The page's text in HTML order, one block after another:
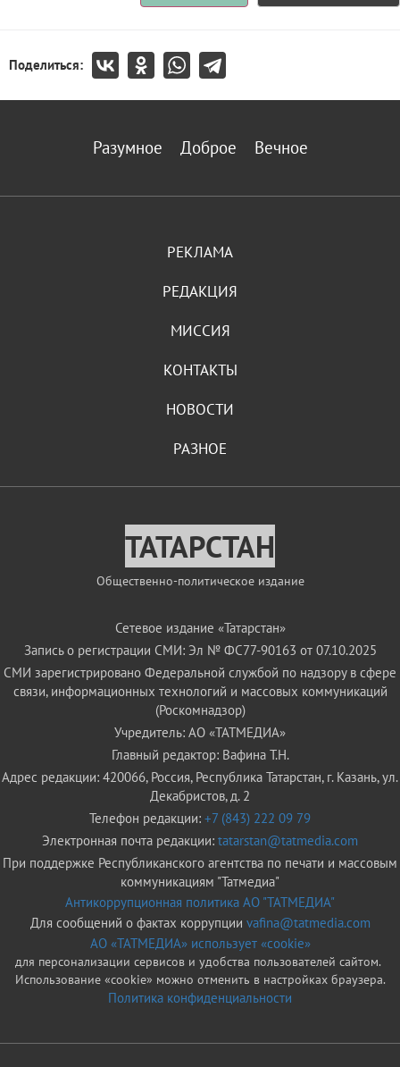
Поделиться:
Разумное Доброе Вечное
РЕКЛАМА
РЕДАКЦИЯ
МИССИЯ
КОНТАКТЫ
НОВОСТИ
РАЗНОЕ
ТАТАРСТАН
Общественно-политическое издание
Сетевое издание «Татарстан»
Запись о регистрации СМИ: Эл № ФС77-90163 от 07.10.2025
СМИ зарегистрировано Федеральной службой по надзору в сфере
связи, информационных технологий и массовых коммуникаций
(Роскомнадзор)
Учредитель: АО «ТАТМЕДИА»
Главный редактор: Вафина Т.Н.
Адрес редакции: 420066, Россия, Республика Татарстан, г. Казань, ул.
Декабристов, д. 2
Телефон редакции: +7 (843) 222 09 79
Электронная почта редакции: tatarstan@tatmedia.com
При поддержке Республиканского агентства по печати и массовым
коммуникациям "Татмедиа"
Антикоррупционная политика АО "ТАТМЕДИА"
Для сообщений о фактах коррупции vafina@tatmedia.com
АО «ТАТМЕДИА» использует «cookie»
для персонализации сервисов и удобства пользователей сайтом.
Использование «cookie» можно отменить в настройках браузера.
Политика конфиденциальности